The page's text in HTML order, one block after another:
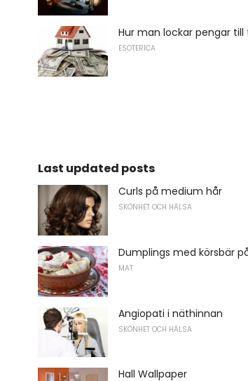
Hur man lockar pengar till
ESOTERICA
Last updated posts
Curls på medium hår
SKÖNHET OCH HÄLSA
Dumplings med körsbär
MAT
Angiopati i näthinnan
SKÖNHET OCH HÄLSA
Hall Wallpaper